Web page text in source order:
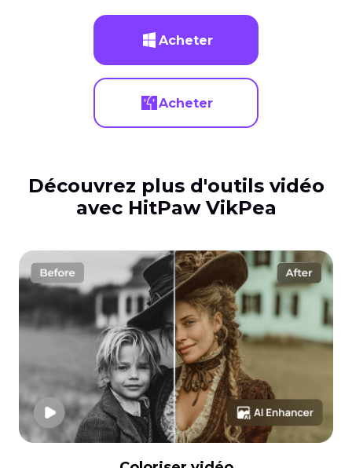
Acheter
Acheter
Découvrez plus d'outils vidéo
avec HitPaw VikPea